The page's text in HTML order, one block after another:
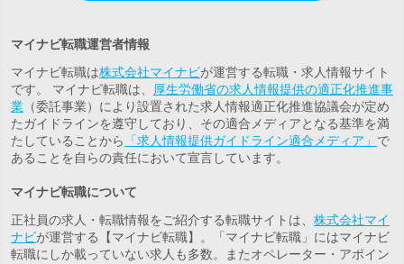
マイナビ転職運営者情報
マイナビ転職は株式会社マイナビが運営する転職・求人情報サイト
です。 マイナビ転職は、
厚生労働省の求人情報提供の適正化推進事
業 （委託事業）により設置された求人情報適正化推進協議会が定め
たガイドラインを遵守しており、その適合メディアとなる基準を満
たしていることから
「求人情報提供ガイドライン適合メディア」 で
あることを自らの責任において宣言しています。
マイナビ転職について
正社員の求人・転職情報をご紹介する転職サイトは、 株式会社マイ
ナビが運営する【マイナビ転職】。「マイナビ転職」にはマイナビ
転職にしか載っていない求人も多数。またオペレーター・アポイン